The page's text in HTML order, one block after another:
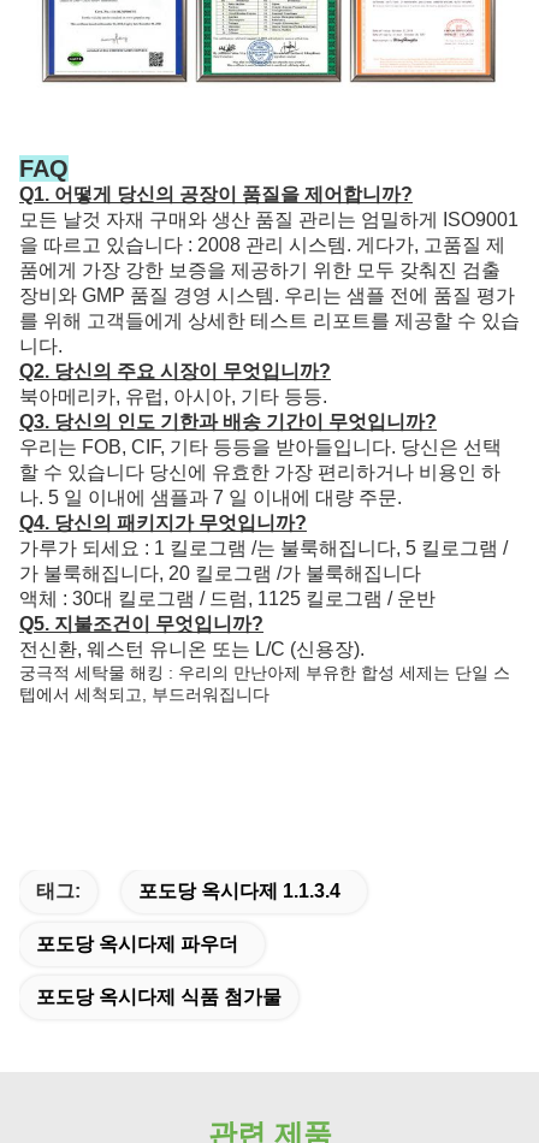
FAQ
Q1. 어떻게 당신의 공장이 품질을 제어합니까?
모든 날것 자재 구매와 생산 품질 관리는 엄밀하게 ISO9001
을 따르고 있습니다 : 2008 관리 시스템. 게다가, 고품질 제
품에게 가장 강한 보증을 제공하기 위한 모두 갖춰진 검출
장비와 GMP 품질 경영 시스템. 우리는 샘플 전에 품질 평가
를 위해 고객들에게 상세한 테스트 리포트를 제공할 수 있습
니다.
Q2. 당신의 주요 시장이 무엇입니까?
북아메리카, 유럽, 아시아, 기타 등등.
Q3. 당신의 인도 기한과 배송 기간이 무엇입니까?
우리는 FOB, CIF, 기타 등등을 받아들입니다. 당신은 선택
할 수 있습니다 당신에 유효한 가장 편리하거나 비용인 하
나. 5 일 이내에 샘플과 7 일 이내에 대량 주문.
Q4. 당신의 패키지가 무엇입니까?
가루가 되세요 : 1 킬로그램 /는 불룩해집니다, 5 킬로그램 /
가 불룩해집니다, 20 킬로그램 /가 불룩해집니다
액체 : 30대 킬로그램 / 드럼, 1125 킬로그램 / 운반
Q5. 지불조건이 무엇입니까?
전신환, 웨스턴 유니온 또는 L/C (신용장).
궁극적 세탁물 해킹 : 우리의 만난아제 부유한 합성 세제는 단일 스
텝에서 세척되고, 부드러워집니다
태그: 포도당 옥시다제 1.1.3.4
포도당 옥시다제 파우더
포도당 옥시다제 식품 첨가물
관련 제품